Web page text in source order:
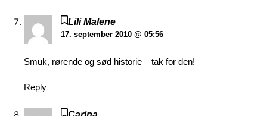
Lili Malene
17. september 2010 @ 05:56
Smuk, rørende og sød historie – tak for den!
Reply